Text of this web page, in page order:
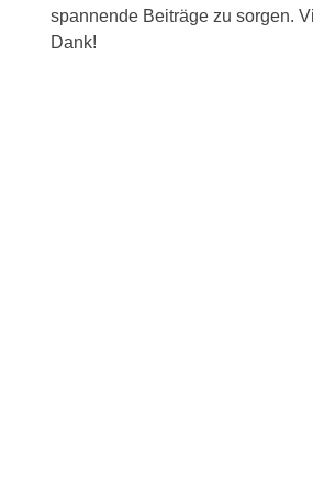
spannende Beiträge zu sorgen.
Dank!